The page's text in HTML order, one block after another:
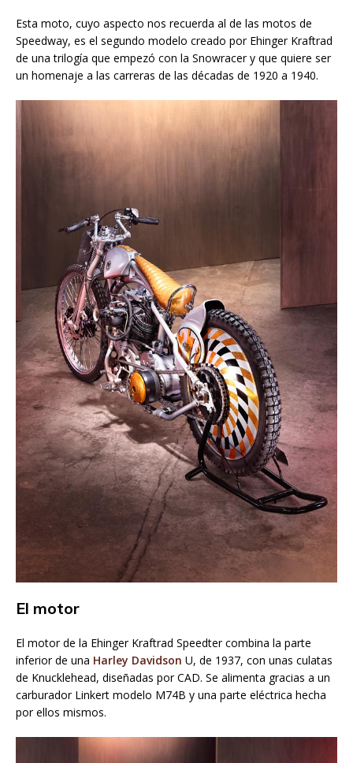
Esta moto, cuyo aspecto nos recuerda al de las motos de
Speedway, es el segundo modelo creado por Ehinger Kraftrad
de una trilogía que empezó con la Snowracer y que quiere ser
un homenaje a las carreras de las décadas de 1920 a 1940.
El motor
El motor de la Ehinger Kraftrad Speedter combina la parte
inferior de una Harley Davidson U, de 1937, con unas culatas
de Knucklehead, diseñadas por CAD. Se alimenta gracias a un
carburador Linkert modelo M74B y una parte eléctrica hecha
por ellos mismos.